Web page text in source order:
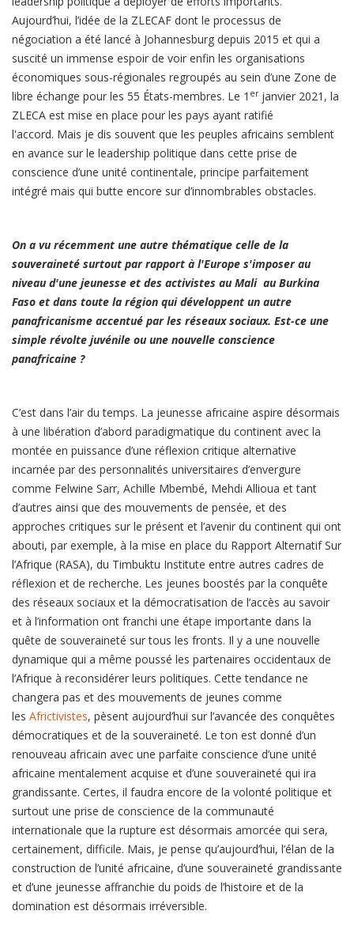
Aujourd’hui, l’idée de la ZLECAF dont le processus de
négociation a été lancé à Johannesburg depuis 2015 et qui a
suscité un immense espoir de voir enfin les organisations
économiques sous-régionales regroupés au sein d’une Zone de
libre échange pour les 55 États-membres. Le 1 erjanvier 2021, la
ZLECA est mise en place pour les pays ayant ratifié
l'accord. Mais je dis souvent que les peuples africains semblent
en avance sur le leadership politique dans cette prise de
conscience d’une unité continentale, principe parfaitement
intégré mais qui butte encore sur d’innombrables obstacles.
On a vu récemment une autre thématique celle de la
souveraineté surtout par rapport à l'Europe s'imposer au
niveau d'une jeunesse et des activistes au Mali au Burkina
Faso et dans toute la région qui développent un autre
panafricanisme accentué par les réseaux sociaux. Est-ce une
simple révolte juvénile ou une nouvelle conscience
panafricaine ?
C’est dans l’air du temps. La jeunesse africaine aspire désormais
à une libération d’abord paradigmatique du continent avec la
montée en puissance d’une réflexion critique alternative
incarnée par des personnalités universitaires d’envergure
comme Felwine Sarr, Achille Mbembé, Mehdi Allioua et tant
d’autres ainsi que des mouvements de pensée, et des
approches critiques sur le présent et l’avenir du continent qui ont
abouti, par exemple, à la mise en place du Rapport Alternatif Sur
l’Afrique (RASA), du Timbuktu Institute entre autres cadres de
réflexion et de recherche. Les jeunes boostés par la conquête
des réseaux sociaux et la démocratisation de l’accès au savoir
et à l’information ont franchi une étape importante dans la
quête de souveraineté sur tous les fronts. Il y a une nouvelle
dynamique qui a même poussé les partenaires occidentaux de
l’Afrique à reconsidérer leurs politiques. Cette tendance ne
changera pas et des mouvements de jeunes comme
les Africtivistes, pèsent aujourd’hui sur l’avancée des conquêtes
démocratiques et de la souveraineté. Le ton est donné d’un
renouveau africain avec une parfaite conscience d’une unité
africaine mentalement acquise et d’une souveraineté qui ira
grandissante. Certes, il faudra encore de la volonté politique et
surtout une prise de conscience de la communauté
internationale que la rupture est désormais amorcée qui sera,
certainement, difficile. Mais, je pense qu’aujourd’hui, l’élan de la
construction de l’unité africaine, d’une souveraineté grandissante
et d’une jeunesse affranchie du poids de l’histoire et de la
domination est désormais irréversible.